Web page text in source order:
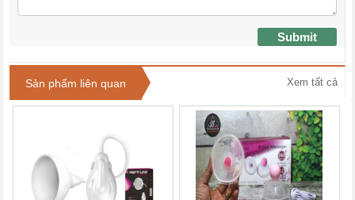
Submit
Sản phẩm liên quan Xem tất cả